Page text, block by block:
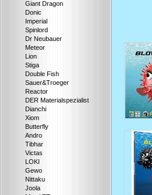
Giant Dragon
Donic
Imperial
Spinlord
Dr Neubauer
Meteor
Lion
Stiga
Double Fish
Sauer&Troeger
Reactor
DER Materialspezialist
Dianchi
Xiom
Butterfly
Andro
Tibhar
Victas
LOKI
Gewo
Nittaku
Joola